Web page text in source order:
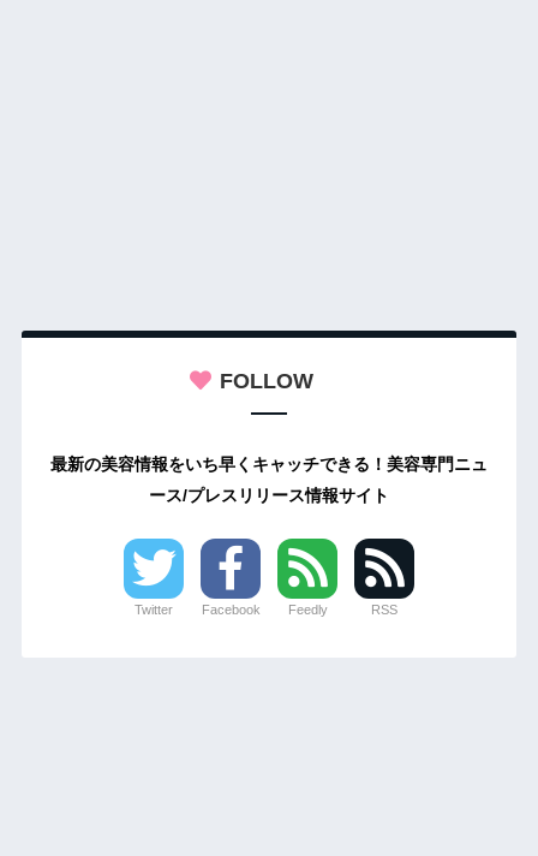
FOLLOW
最新の美容情報をいち早くキャッチできる！美容専門ニュ
ース/プレスリリース情報サイト
Twitter Facebook Feedly RSS